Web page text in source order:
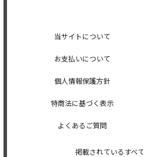
当サイトについて
お支払いについて
個人情報保護方針
特商法に基づく表示
よくあるご質問
掲載されているすべ